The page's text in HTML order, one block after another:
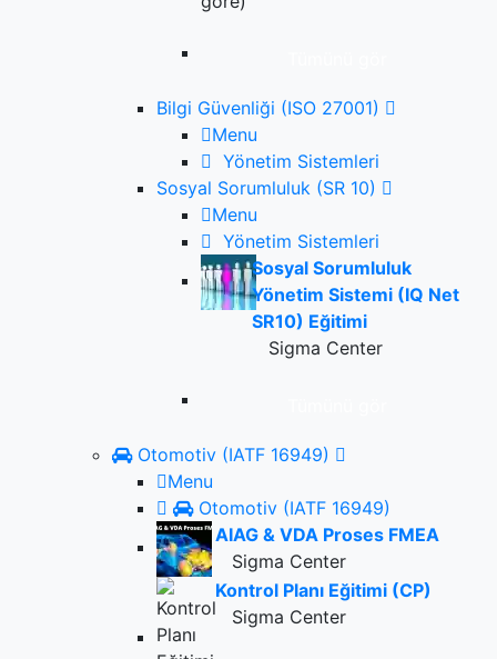
Bilgi Güvenliği (ISO 27001)
Menu
Yönetim Sistemleri
Sosyal Sorumluluk (SR 10)
Menu
Yönetim Sistemleri
Sosyal Sorumluluk
Yönetim Sistemi (IQ Net
SR10) Eğitimi
Sigma Center
Otomotiv (IATF 16949)
Menu
Otomotiv (IATF 16949)
AIAG & VDA Proses FMEA
Sigma Center
Kontrol Planı Eğitimi (CP)
Sigma Center